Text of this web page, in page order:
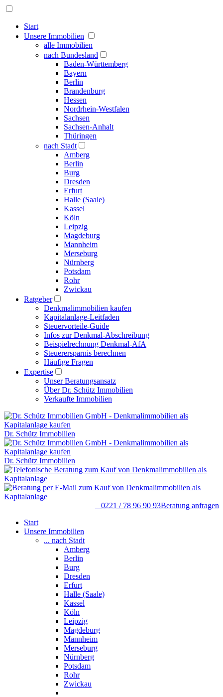
Start
Unsere Immobilien
alle Immobilien
nach Bundesland
Baden-Württemberg
Bayern
Berlin
Brandenburg
Hessen
Nordrhein-Westfalen
Sachsen
Sachsen-Anhalt
Thüringen
nach Stadt
Amberg
Berlin
Burg
Dresden
Erfurt
Halle (Saale)
Kassel
Köln
Leipzig
Magdeburg
Mannheim
Merseburg
Nürnberg
Potsdam
Rohr
Zwickau
Ratgeber
Denkmalimmobilien kaufen
Kapitalanlage-Leitfaden
Steuervorteile-Guide
Infos zur Denkmal-Abschreibung
Beispielrechnung Denkmal-AfA
Steuerersparnis berechnen
Häufige Fragen
Expertise
Unser Beratungsansatz
Über Dr. Schütz Immobilien
Verkaufte Immobilien
Dr. Schütz Immobilien
Dr. Schütz Immobilien
0221 / 78 96 90 93Beratung anfragen
Start
Unsere Immobilien
... nach Stadt
Amberg
Berlin
Burg
Dresden
Erfurt
Halle (Saale)
Kassel
Köln
Leipzig
Magdeburg
Mannheim
Merseburg
Nürnberg
Potsdam
Rohr
Zwickau